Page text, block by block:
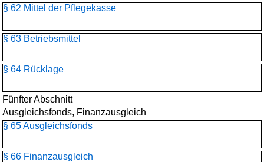
§ 62 Mittel der Pflegekasse
§ 63 Betriebsmittel
§ 64 Rücklage
Fünfter Abschnitt
Ausgleichsfonds, Finanzausgleich
§ 65 Ausgleichsfonds
§ 66 Finanzausgleich